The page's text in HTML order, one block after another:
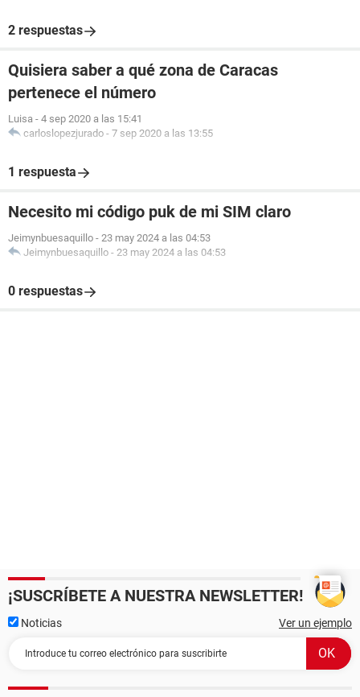
2 respuestas
Quisiera saber a qué zona de Caracas
pertenece el número
Luisa - 4 sep 2020 a las 15:41
carloslopezjurado - 7 sep 2020 a las 13:55
1 respuesta
Necesito mi código puk de mi SIM claro
Jeimynbuesaquillo - 23 may 2024 a las 04:53
Jeimynbuesaquillo - 23 may 2024 a las 04:53
0 respuestas
¡SUSCRÍBETE A NUESTRA NEWSLETTER!
Noticias Ver un ejemplo